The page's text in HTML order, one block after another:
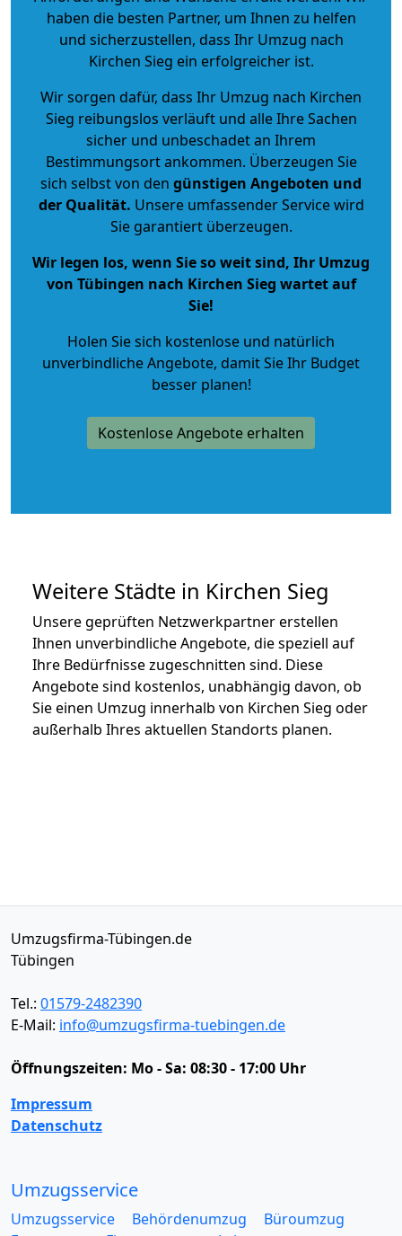
haben die besten Partner, um Ihnen zu helfen
und sicherzustellen, dass Ihr Umzug nach
Kirchen Sieg ein erfolgreicher ist.
Wir sorgen dafür, dass Ihr Umzug nach Kirchen
Sieg reibungslos verläuft und alle Ihre Sachen
sicher und unbeschadet an Ihrem
Bestimmungsort ankommen. Überzeugen Sie
sich selbst von den günstigen Angeboten und
der Qualität. Unsere umfassender Service wird
Sie garantiert überzeugen.
Wir legen los, wenn Sie so weit sind, Ihr Umzug
von Tübingen nach Kirchen Sieg wartet auf
Sie!
Holen Sie sich kostenlose und natürlich
unverbindliche Angebote, damit Sie Ihr Budget
besser planen!
Kostenlose Angebote erhalten
Weitere Städte in Kirchen Sieg
Unsere geprüften Netzwerkpartner erstellen
Ihnen unverbindliche Angebote, die speziell auf
Ihre Bedürfnisse zugeschnitten sind. Diese
Angebote sind kostenlos, unabhängig davon, ob
Sie einen Umzug innerhalb von Kirchen Sieg oder
außerhalb Ihres aktuellen Standorts planen.
Umzugsfirma-Tübingen.de
Tübingen
Tel.: 01579-2482390
E-Mail: info@umzugsfirma-tuebingen.de
Öffnungszeiten: Mo - Sa: 08:30 - 17:00 Uhr
Impressum
Datenschutz
Umzugsservice
Umzugsservice Behördenumzug
Büroumzug